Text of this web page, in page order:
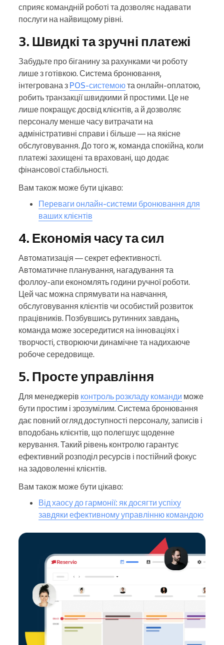
сприяє командній роботі та дозволяє надавати
послуги на найвищому рівні.
3. Швидкі та зручні платежі
Забудьте про біганину за рахунками чи роботу
лише з готівкою. Система бронювання,
інтегрована з POS-системоюта онлайн-оплатою,
робить транзакції швидкими й простими. Це не
лише покращує досвід клієнтів, а й дозволяє
персоналу менше часу витрачати на
адміністративні справи і більше — на якісне
обслуговування. До того ж, команда спокійна, коли
платежі захищені та враховані, що додає
фінансової стабільності.
Вам також може бути цікаво:
Переваги онлайн-системи бронювання для
ваших клієнтів
4. Економія часу та сил
Автоматизація — секрет ефективності.
Автоматичне планування, нагадування та
фоллоу-апи економлять години ручної роботи.
Цей час можна спрямувати на навчання,
обслуговування клієнтів чи особистий розвиток
працівників. Позбувшись рутинних завдань,
команда може зосередитися на інноваціях і
творчості, створюючи динамічне та надихаюче
робоче середовище.
5. Просте управління
Для менеджерів контроль розкладу команди може
бути простим і зрозумілим. Система бронювання
дає повний огляд доступності персоналу, записів і
вподобань клієнтів, що полегшує щоденне
керування. Такий рівень контролю гарантує
ефективний розподіл ресурсів і постійний фокус
на задоволенні клієнтів.
Вам також може бути цікаво:
Від хаосу до гармонії: як досягти успіху
завдяки ефективному управлінню командою